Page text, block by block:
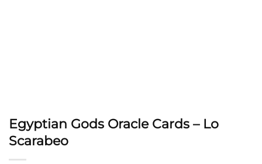
Egyptian Gods Oracle Cards – Lo
Scarabeo